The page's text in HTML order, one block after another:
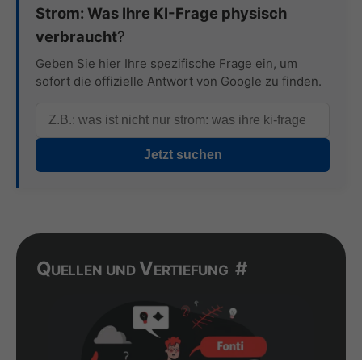
Strom: Was Ihre KI-Frage physisch
verbraucht?
Geben Sie hier Ihre spezifische Frage ein, um
sofort die offizielle Antwort von Google zu finden.
Jetzt suchen
Quellen und Vertiefung #